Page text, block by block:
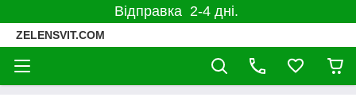
Відправка 2-4 дні.
ZELENSVIT.COM